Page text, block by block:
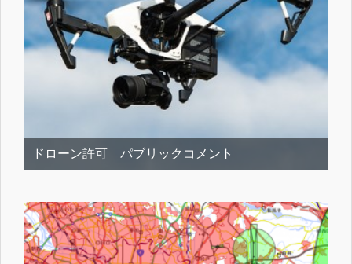
ドローン許可 パブリックコメント